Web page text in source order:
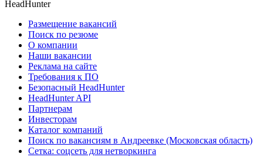
HeadHunter
Размещение вакансий
Поиск по резюме
О компании
Наши вакансии
Реклама на сайте
Требования к ПО
Безопасный HeadHunter
HeadHunter API
Партнерам
Инвесторам
Каталог компаний
Поиск по вакансиям в Андреевке (Московская область)
Сетка: соцсеть для нетворкинга